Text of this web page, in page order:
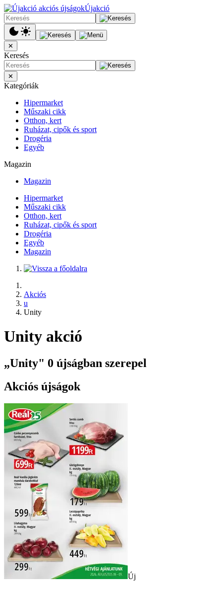
Újakció
✕
Keresés
✕
Kategóriák
Hipermarket
Műszaki cikk
Otthon, kert
Ruházat, cipők és sport
Drogéria
Egyéb
Magazin
Magazin
Hipermarket
Műszaki cikk
Otthon, kert
Ruházat, cipők és sport
Drogéria
Egyéb
Magazin
Akciós
u
Unity
Unity akció
„Unity" 0 újságban szerepel
Akciós újságok
Új